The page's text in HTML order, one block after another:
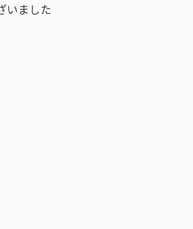
いました